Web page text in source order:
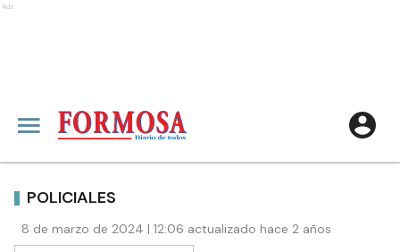
Ads
POLICIALES
8 de marzo de 2024 | 12:06 actualizado hace 2 años